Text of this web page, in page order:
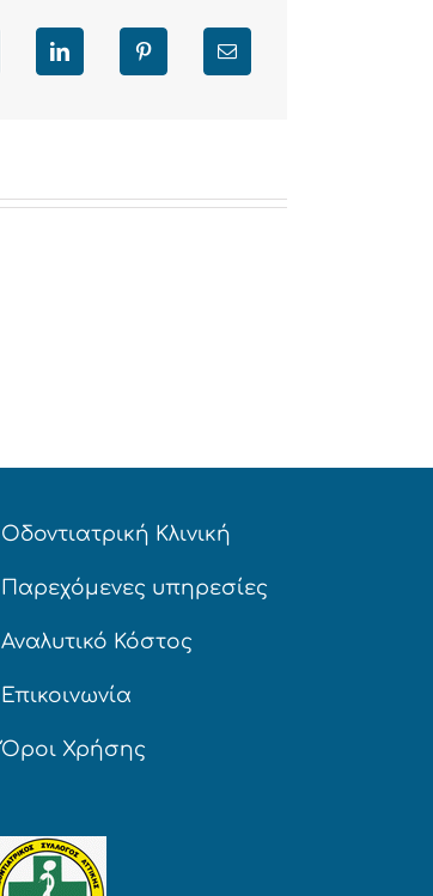
LinkedIn Pinterest Email
Οδοντιατρική Κλινική
Παρεχόμενες υπηρεσίες
Αναλυτικό Κόστος
Επικοινωνία
Όροι Χρήσης